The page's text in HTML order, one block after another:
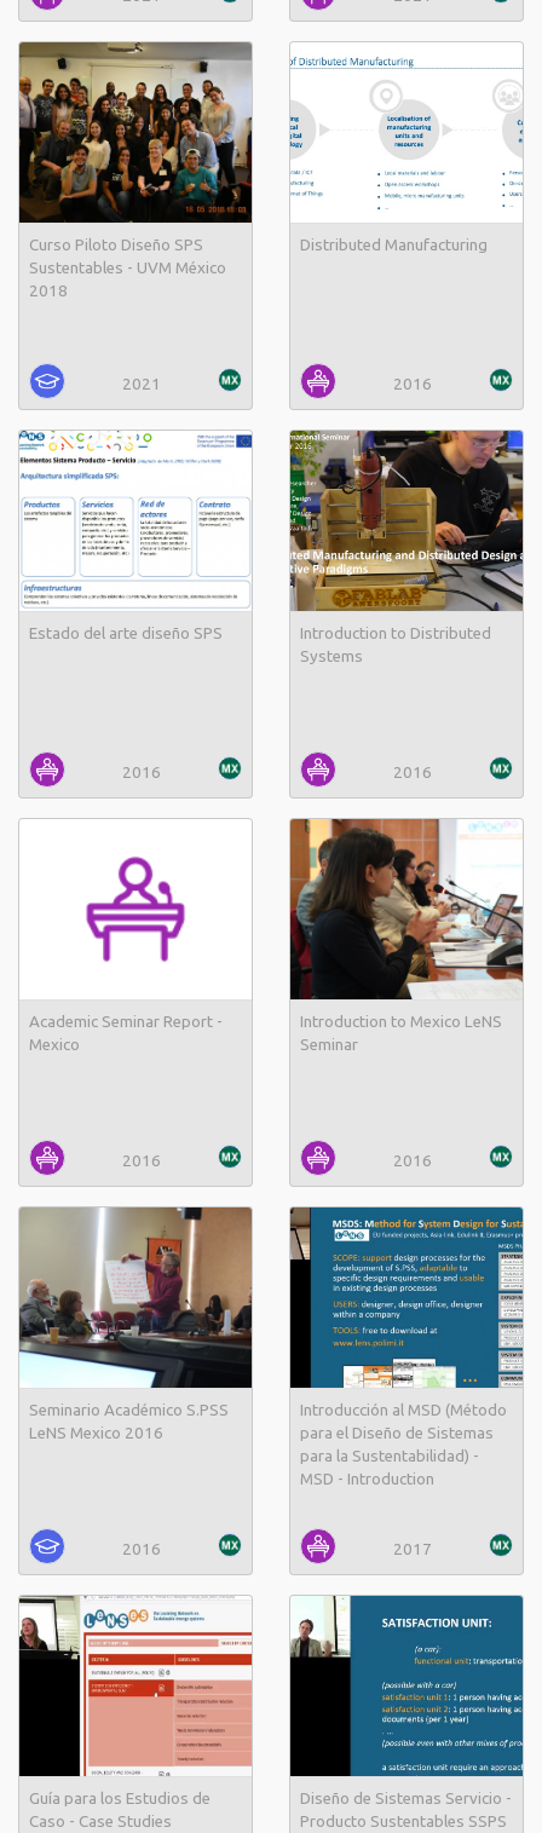
Curso Piloto Diseño SPS
Sustentables - UVM México
2018
2021
Distributed Manufacturing
2016
Estado del arte diseño SPS
2016
Introduction to Distributed
Systems
2016
Academic Seminar Report -
Mexico
2016
Introduction to Mexico LeNS
Seminar
2016
Seminario Académico S.PSS
LeNS Mexico 2016
2016
Introducción al MSD (Método
para el Diseño de Sistemas
para la Sustentabilidad) -
MSD - Introduction
2017
Guía para los Estudios de
Caso - Case Studies
Diseño de Sistemas Servicio -
Producto Sustentables SSPS